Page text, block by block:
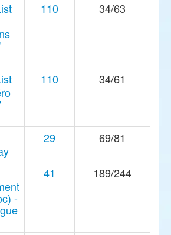
110 34/63
110 34/61
29 69/81
-
41 189/244